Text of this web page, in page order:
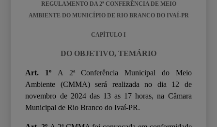
REGULAMENTO DA 2ª CONFERÊNCIA DE MEIO
AMBIENTE DO MUNICÍPIO DE RIO BRANCO DO IVAÍ-PR
CAPÍTULO I
DO OBJETIVO, TEMÁRIO
Art. 1º A 2ªConferência Municipal do Meio
Ambiente (CMMA) será realizada no dia 12 de
novembro de 2024 das 13 as 17 horas, na Câmara
Municipal de Rio Branco do Ivaí-PR.